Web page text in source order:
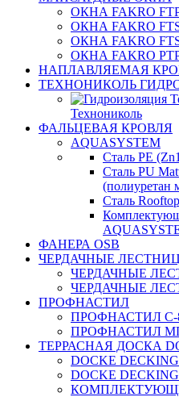
ОКНА FAKRO
ОКНА FAKRO
ОКНА FAKRO
ОКНА FAKRO
НАПЛАВЛЯЕМАЯ
ТЕХНОНИКОЛЬ
Технониколь
ФАЛЬЦЕВАЯ КРОВЛЯ
AQUASYSTEM
Сталь PE
Сталь PU
(полиуретан
Сталь
ФАНЕРА OSB
ЧЕРДАЧНЫЕ
ЧЕРДАЧНЫЕ
ЧЕРДАЧНЫЕ
ПРОФНАСТИЛ
ПРОФНАСТИЛ
ПРОФНАСТИЛ
ТЕРРАСНАЯ ДОСКА
DOCKE
DOCKE